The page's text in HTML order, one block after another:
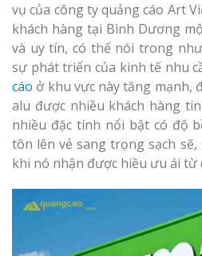
vụ của công ty quảng cáo Art
khách hàng tại Bình Dương
và uy tín, có thể nói trong
sự phát triển của kinh tế nhu
cáo ở khu vực này tăng mạnh,
alu được nhiều khách hàng
nhiều đặc tính nổi bật có độ
tôn lên vẻ sang trọng sạch
khi nó nhận được hiều ưu ái từ